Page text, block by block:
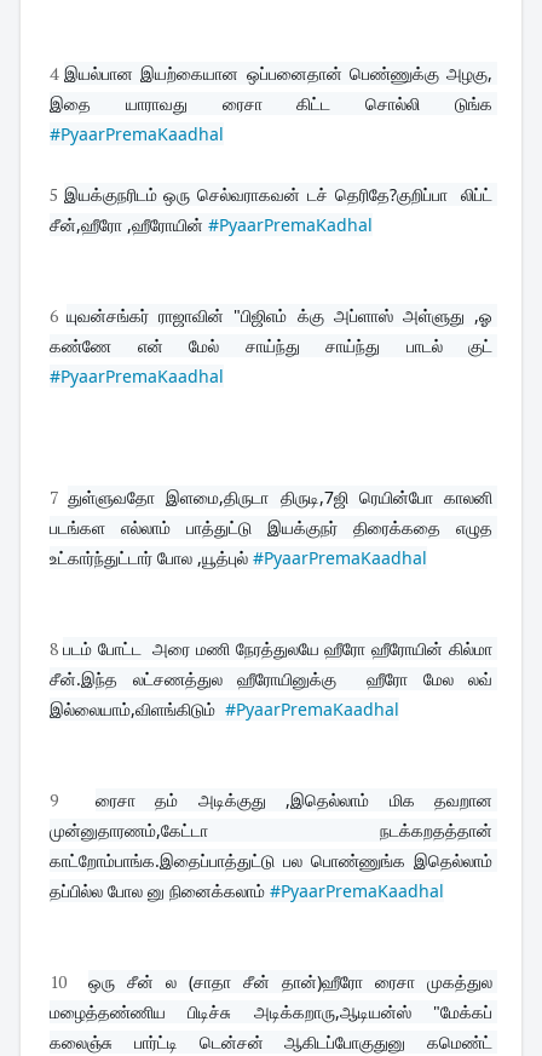
4இயல்பான இயற்கையான ஒப்பனைதான் பெண்ணுக்கு அழகு,
#PyaarPremaKaadhal
5 இயக்குநரிடம் ஒரு செல்வராகவன் டச் தெரிதே?குறிப்பா  லிப்ட்
சீன்,ஹீரோ ,ஹீரோயின் #PyaarPremaKadhal
6யுவன்சங்கர் ராஜாவின் "பிஜிஎம் க்கு அப்ளாஸ் அள்ளுது ,ஓ
#PyaarPremaKaadhal
7துள்ளுவதோ இளமை,திருடா திருடி,7ஜி ரெயின்போ காலனி
படங்கள எல்லாம் பாத்துட்டு இயக்குநர் திரைக்கதை எழுத
உட்கார்ந்துட்டார் போல ,யூத்புல் #PyaarPremaKaadhal
8 படம் போட்ட  அரை மணி நேரத்துலயே ஹீரோ ஹீரோயின் கில்மா
சீன்.இந்த லட்சணத்துல ஹீரோயினுக்கு  ஹீரோ மேல லவ்
இல்லையாம்,விளங்கிடும் #PyaarPremaKaadhal
9 ரைசா தம் அடிக்குது ,இதெல்லாம் மிக தவறான
முன்னுதாரணம்,கேட்டா நடக்கறதத்தான்
காட்றோம்பாங்க.இதைப்பாத்துட்டு பல பொண்ணுங்க இதெல்லாம்
தப்பில்ல போல னு நினைக்கலாம் #PyaarPremaKaadhal
10 ஒரு சீன் ல (சாதா சீன் தான்)ஹீரோ ரைசா முகத்துல
மழைத்தண்ணிய பிடிச்சு அடிக்கறாரு,ஆடியன்ஸ் "மேக்கப்